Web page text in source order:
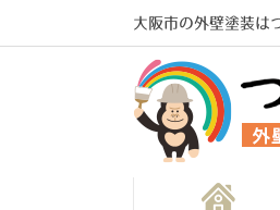
大阪市の外壁塗装は